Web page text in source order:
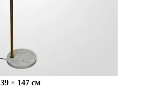
39 × 147 cм